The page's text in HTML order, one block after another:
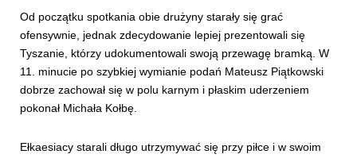
Od początku spotkania obie drużyny starały się grać
ofensywnie, jednak zdecydowanie lepiej prezentowali się
Tyszanie, którzy udokumentowali swoją przewagę bramką. W
11. minucie po szybkiej wymianie podań Mateusz Piątkowski
dobrze zachował się w polu karnym i płaskim uderzeniem
pokonał Michała Kołbę.
Ełkaesiacy starali długo utrzymywać się przy piłce i w swoim